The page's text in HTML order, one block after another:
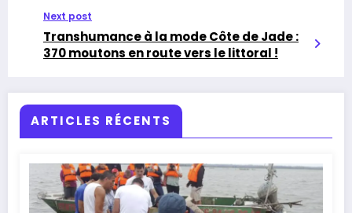
Next post
Transhumance à la mode Côte de Jade :
370 moutons en route vers le littoral !
ARTICLES RÉCENTS